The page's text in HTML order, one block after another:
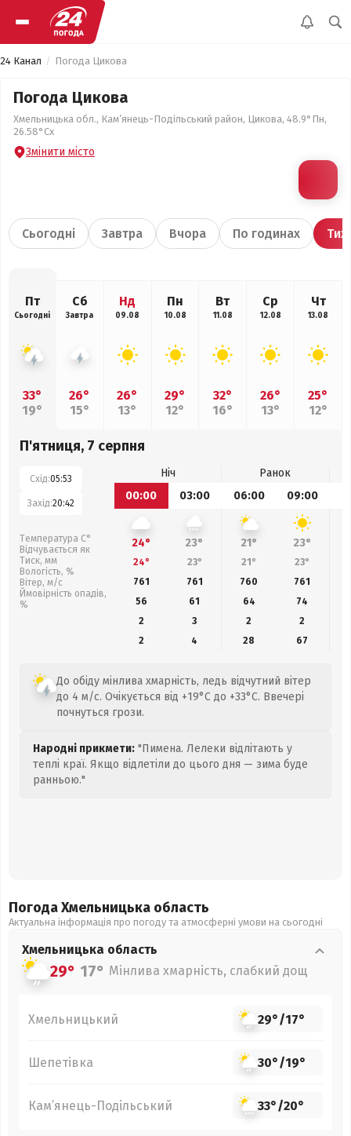
24 Канал Погода Цикова
Погода Цикова
Хмельницька обл., Кам’янець-Подільський район, Цикова, 48.9°Пн,
26.58°Сх
Змінити місто
Сьогодні Завтра Вчора По годинах
Пт
Сьогодні
33°
19°
Сб
Завтра
26°
15°
Нд
09.08
26°
13°
Пн
10.08
29°
12°
Вт
11.08
32°
16°
Ср
12.08
26°
13°
Чт
13.08
25°
12°
П'ятниця, 7 серпня
Схід:05:53
Захід:20:42
Температура С°
Відчувається як
Тиск, мм
Вологість, %
Вітер, м/с
Ймовірність опадів,
%
Ніч
Ранок
00:00
03:00 06:00 09:00
24° 23° 21° 23°
24° 23° 21° 23°
761
761 760 761
56
61 64 74
2
3 2
2
2
4 28 67
До обіду мінлива хмарність, ледь відчутний вітер
до 4 м/с. Очікується від +19°C до +33°C. Ввечері
почнуться грози.
Народні прикмети: "Пимена. Лелеки відлітають у
теплі краї. Якщо відлетіли до цього дня — зима буде
ранньою."
Погода Хмельницька область
Актуальна інформація про погоду та атмосферні умови на сьогодні
Хмельницька область
29° 17° Мінлива хмарність, слабкий дощ
Хмельницький 29°/17°
Шепетівка 30°/19°
Кам’янець-Подільський 33°/20°